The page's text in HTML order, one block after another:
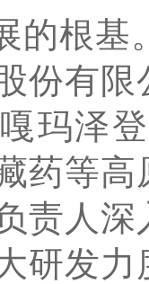
的根基
份有
玛泽
药等
责人
研发